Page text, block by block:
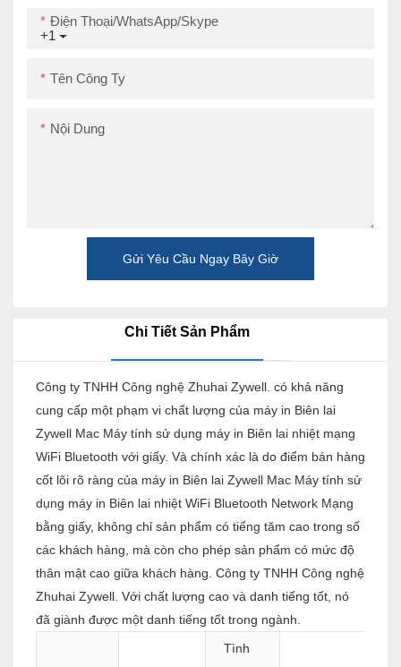
+1
Điện Thoại/WhatsApp/Skype
Tên Công Ty
Nội Dung
Gửi Yêu Cầu Ngay Bây Giờ
Chi Tiết Sản Phẩm
Công ty TNHH Công nghệ Zhuhai Zywell. có khả năng
cung cấp một phạm vi chất lượng của máy in Biên lai
Zywell Mac Máy tính sử dụng máy in Biên lai nhiệt mạng
WiFi Bluetooth với giấy. Và chính xác là do điểm bán hàng
cốt lõi rõ ràng của máy in Biên lai Zywell Mac Máy tính sử
dụng máy in Biên lai nhiệt WiFi Bluetooth Network Mạng
bằng giấy, không chỉ sản phẩm có tiếng tăm cao trong số
các khách hàng, mà còn cho phép sản phẩm có mức độ
thân mật cao giữa khách hàng. Công ty TNHH Công nghệ
Zhuhai Zywell. Với chất lượng cao và danh tiếng tốt, nó
đã giành được một danh tiếng tốt trong ngành.
Tình